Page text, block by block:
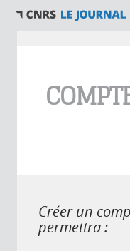
Créer un
permettra :